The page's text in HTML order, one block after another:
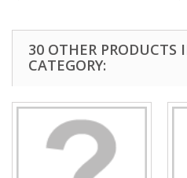
30 OTHER PRODUCTS
CATEGORY: